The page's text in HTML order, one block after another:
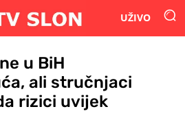
UŽIVO
u BiH
ali stručnjaci
rizici uvijek